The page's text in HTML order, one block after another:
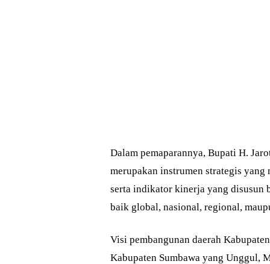
Dalam pemaparannya, Bupati H.
merupakan instrumen strategis
serta indikator kinerja yang disusun
baik global, nasional, regional,
Visi pembangunan daerah
Kabupaten Sumbawa yang Unggul,